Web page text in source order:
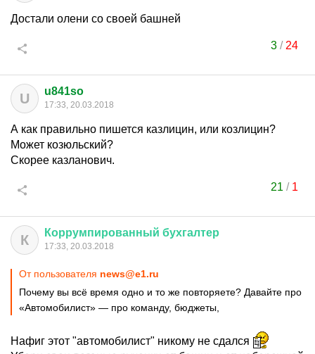
Достали олени со своей башней
3 / 24
U u841so
17:33, 20.03.2018
А как правильно пишется казлицин, или козлицин?
Может козюльский?
Скорее казланович.
21 / 1
К Коррумпированный бухгалтер
17:33, 20.03.2018
От пользователя news@e1.ru
Почему вы всё время одно и то же повторяете? Давайте про
«Автомобилист» — про команду, бюджеты,
Нафиг этот "автомобилист" никому не сдался